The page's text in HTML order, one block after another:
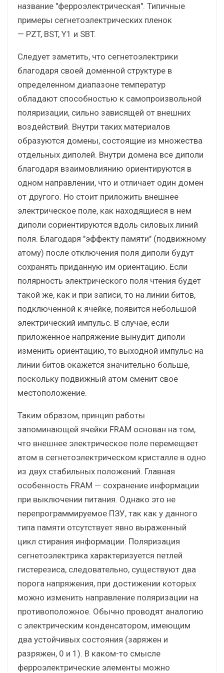
название "ферроэлектрическая". Типичные
примеры сегнетоэлектрических пленок
— PZT, BST, Y1 и SBT.
Следует заметить, что сегнетоэлектрики
благодаря своей доменной структуре в
определенном диапазоне температур
обладают способностью к самопроизвольной
поляризации, сильно зависящей от внешних
воздействий. Внутри таких материалов
образуются домены, состоящие из множества
отдельных диполей. Внутри домена все диполи
благодаря взаимовлиянию ориентируются в
одном направлении, что и отличает один домен
от другого. Но стоит приложить внешнее
электрическое поле, как находящиеся в нем
диполи сориентируются вдоль силовых линий
поля. Благодаря "эффекту памяти" (подвижному
атому) после отключения поля диполи будут
сохранять приданную им ориентацию. Если
полярность электрического поля чтения будет
такой же, как и при записи, то на линии битов,
подключенной к ячейке, появится небольшой
электрический импульс. В случае, если
приложенное напряжение вынудит диполи
изменить ориентацию, то выходной импульс на
линии битов окажется значительно больше,
поскольку подвижный атом сменит свое
местоположение.
Таким образом, принцип работы
запоминающей ячейки FRAM основан на том,
что внешнее электрическое поле перемещает
атом в сегнетоэлектрическом кристалле в одно
из двух стабильных положений. Главная
особенность FRAM — сохранение информации
при выключении питания. Однако это не
перепрограммируемое ПЗУ, так как у данного
типа памяти отсутствует явно выраженный
цикл стирания информации. Поляризация
сегнетоэлектрика характеризуется петлей
гистерезиса, следовательно, существуют два
порога напряжения, при достижении которых
можно изменить направление поляризации на
противоположное. Обычно проводят аналогию
с электрическим конденсатором, имеющим
два устойчивых состояния (заряжен и
разряжен, 0 и 1). В каком-то смысле
ферроэлектрические элементы можно